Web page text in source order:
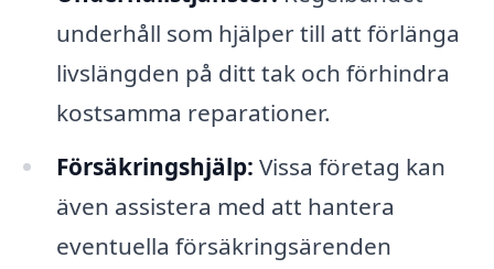
underhåll som hjälper till att förlänga
livslängden på ditt tak och förhindra
kostsamma reparationer.
Försäkringshjälp: Vissa företag kan
även assistera med att hantera
eventuella försäkringsärenden